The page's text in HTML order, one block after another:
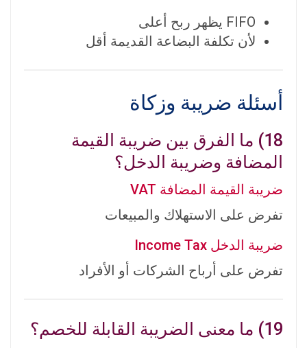
FIFO يظهر ربح أعلى
لأن تكلفة البضاعة القديمة أقل
أسئلة ضريبة وزكاة
18) ما الفرق بين ضريبة القيمة
المضافة وضريبة الدخل؟
ضريبة القيمة المضافة VAT
تفرض على الاستهلاك والمبيعات
ضريبة الدخل Income Tax
تفرض على أرباح الشركات أو الأفراد
19) ما معنى الضريبة القابلة للخصم؟